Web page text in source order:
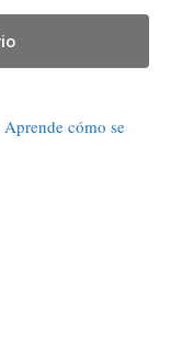
Aprende cómo se